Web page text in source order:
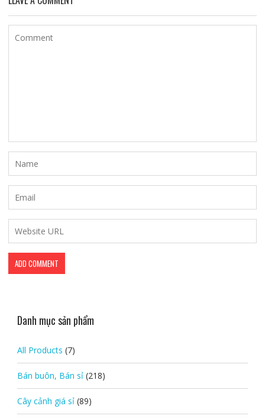
Danh mục sản phẩm
All Products (7)
Bán buôn, Bán sỉ (218)
Cây cảnh giá sỉ (89)